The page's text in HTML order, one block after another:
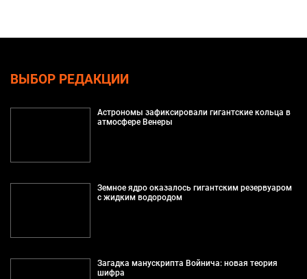
ВЫБОР РЕДАКЦИИ
Астрономы зафиксировали гигантские кольца в
атмосфере Венеры
Земное ядро оказалось гигантским резервуаром
с жидким водородом
Загадка манускрипта Войнича: новая теория
шифра